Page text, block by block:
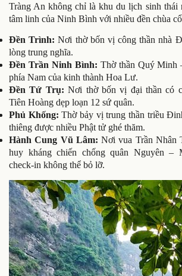
Tràng An không chỉ là khu du lịch sinh thái
tâm linh của Ninh Bình với nhiều đền chùa
Đền Trình: Nơi thờ bốn vị công thần nhà
lòng trung nghĩa.
Đền Trần Ninh Bình: Thờ thần Quý Minh
phía Nam của kinh thành Hoa Lư.
Đền Tứ Trụ: Nơi thờ bốn vị đại thần có
Tiên Hoàng dẹp loạn 12 sứ quân.
Phủ Khống: Thờ bảy vị trung thần triều
thiêng được nhiều Phật tử ghé thăm.
Hành Cung Vũ Lâm: Nơi vua Trần Nhân
huy kháng chiến chống quân Nguyên –
check-in không thể bỏ lỡ.